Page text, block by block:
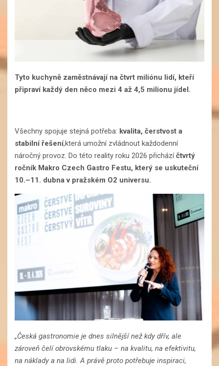
Tyto kuchyně zaměstnávají na čtvrt miliónu lidí, kteří
připraví každý den něco mezi 4 až 4,5 milionu jídel.
Všechny spojuje stejná potřeba: kvalita, čerstvost a
stabilní řešení,která umožní zvládnout každodenní
náročný provoz. Do této reality roku 2026 přicházíčtvrtý
ročník Makro Czech Gastro Festu, který se uskuteční
10.–11. dubna v pražském O2 universu.
„Česká gastronomie je dnes silnější než kdy dřív, ale
zároveň čelí obrovskému tlaku – na kvalitu, na efektivitu,
na náklady a na lidi. A právě proto potřebuje inspiraci,